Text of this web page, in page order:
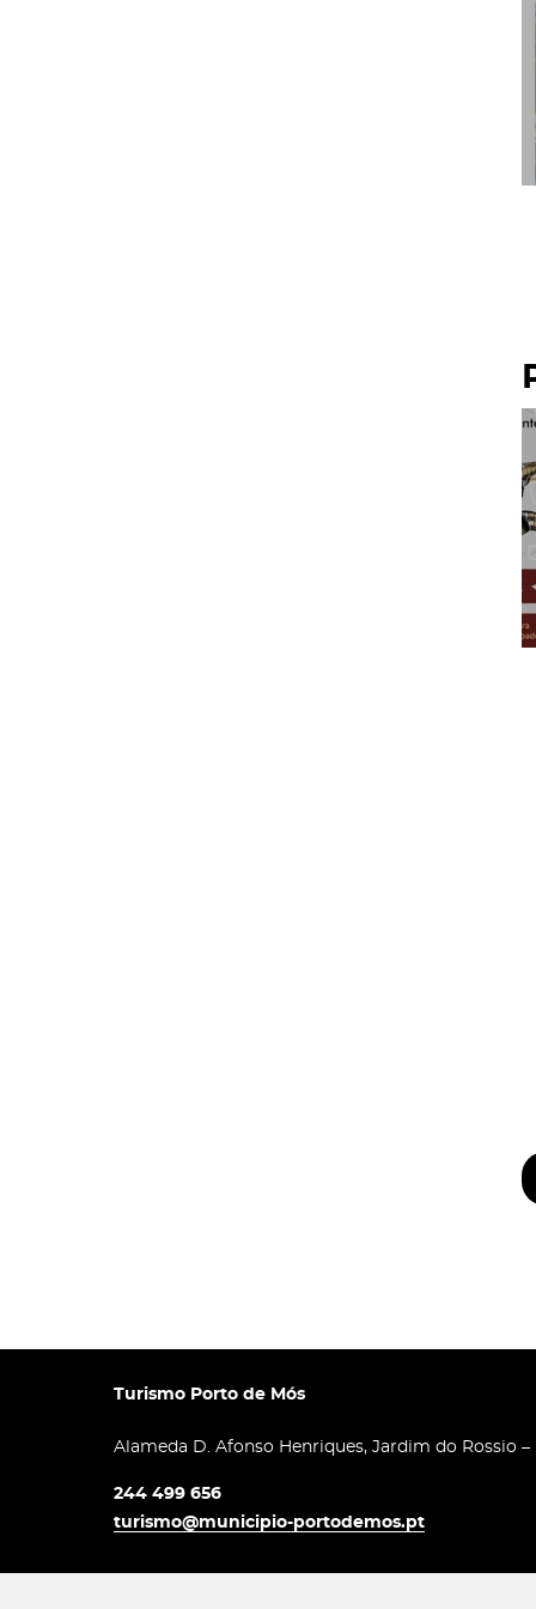
Turismo Porto de Mós
Alameda D. Afonso Henriques, Jardim do Rossio
244 499 656
turismo@municipio-portodemos.pt